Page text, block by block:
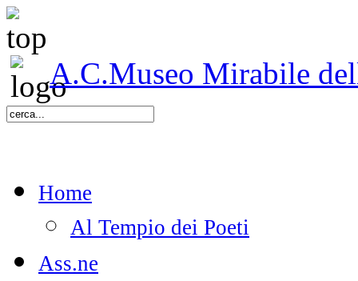
A.C.Museo Mirabile
Home
Al Tempio dei Poeti
Ass.ne